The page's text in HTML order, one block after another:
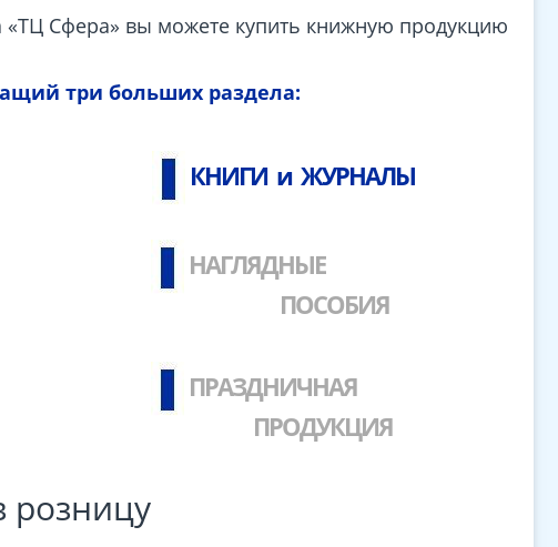
«ТЦ Сфера» вы можете купить книжную продукцию
три больших раздела:
КНИГИ и ЖУРНАЛЫ
НАГЛЯДНЫЕ
ПОСОБИЯ
ПРАЗДНИЧНАЯ
ПРОДУКЦИЯ
розницу